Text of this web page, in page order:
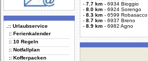
.:: Urlaubservice
:: Ferienkalender
:: 10 Regeln
:: Notfallplan
:: Kofferpacken
- 7.7 km - 6934 Bioggio
- 8.0 km - 6924 Sorengo
- 8.3 km - 6599 Robasacco
- 8.7 km - 6937 Breno
- 8.9 km - 6982 Agno